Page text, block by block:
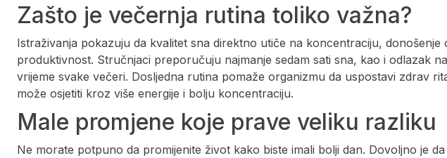
Zašto je večernja rutina toliko važna?
Istraživanja pokazuju da kvalitet sna direktno utiče na koncentraciju, donošenje
produktivnost. Stručnjaci preporučuju najmanje sedam sati sna, kao i odlazak
vrijeme svake večeri. Dosljedna rutina pomaže organizmu da uspostavi zdrav
može osjetiti kroz više energije i bolju koncentraciju.
Male promjene koje prave veliku razliku
Ne morate potpuno da promijenite život kako biste imali bolji dan. Dovoljno je